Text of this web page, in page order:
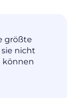
größte
sie nicht
können